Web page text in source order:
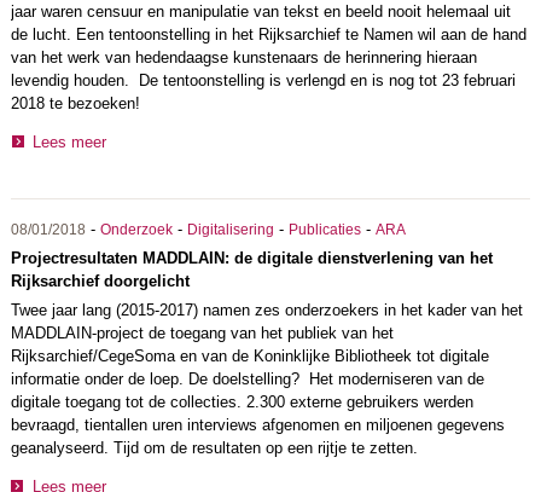
jaar waren censuur en manipulatie van tekst en beeld nooit helemaal uit
de lucht. Een tentoonstelling in het Rijksarchief te Namen wil aan de hand
van het werk van hedendaagse kunstenaars de herinnering hieraan
levendig houden. De tentoonstelling is verlengd en is nog tot 23 februari
2018 te bezoeken!
Lees meer
08/01/2018 - Onderzoek- Digitalisering - Publicaties- ARA
Projectresultaten MADDLAIN: de digitale dienstverlening van het
Rijksarchief doorgelicht
Twee jaar lang (2015-2017) namen zes onderzoekers in het kader van het
MADDLAIN-project de toegang van het publiek van het
Rijksarchief/CegeSoma en van de Koninklijke Bibliotheek tot digitale
informatie onder de loep. De doelstelling? Het moderniseren van de
digitale toegang tot de collecties. 2.300 externe gebruikers werden
bevraagd, tientallen uren interviews afgenomen en miljoenen gegevens
geanalyseerd. Tijd om de resultaten op een rijtje te zetten.
Lees meer